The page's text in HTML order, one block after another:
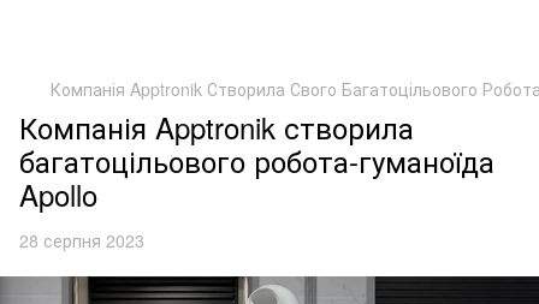
Компанія Apptronik Створила Свого Багатоцільового
Компанія Apptronik створила
багатоцільового робота-гуманоїда
Apollo
28 серпня 2023